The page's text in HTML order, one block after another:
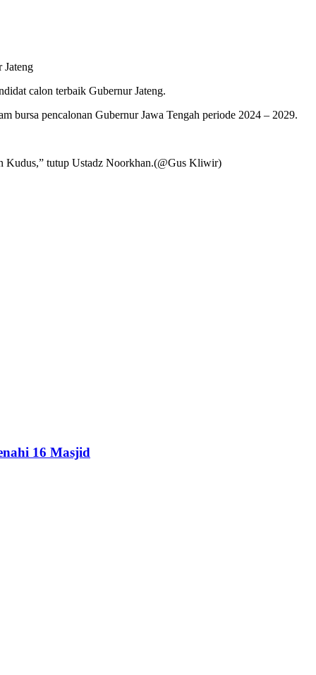
Jateng
calon terbaik Gubernur Jateng.
bursa pencalonan Gubernur Jawa Tengah periode 2024 – 2029.
Kudus,” tutup Ustadz Noorkhan.(@Gus Kliwir)
16 Masjid